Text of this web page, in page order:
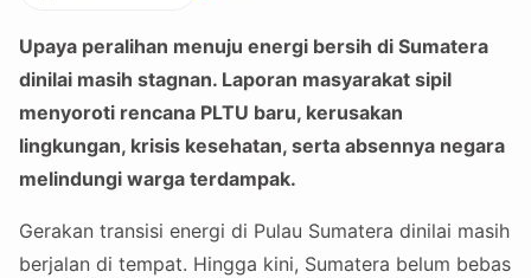
Upaya peralihan menuju energi bersih di Sumatera
dinilai masih stagnan. Laporan masyarakat sipil
menyoroti rencana PLTU baru, kerusakan
lingkungan, krisis kesehatan, serta absennya negara
melindungi warga terdampak.
Gerakan transisi energi di Pulau Sumatera dinilai masih
berjalan di tempat. Hingga kini, Sumatera belum bebas